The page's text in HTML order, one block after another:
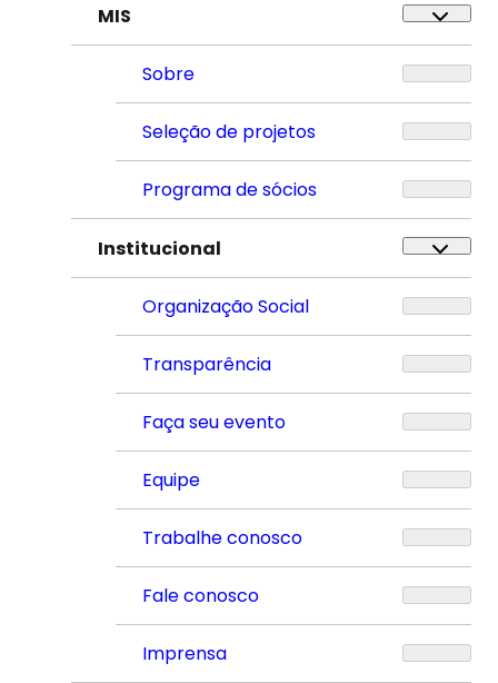
MIS
Sobre
Seleção de projetos
Programa de sócios
Institucional
Organização Social
Transparência
Faça seu evento
Equipe
Trabalhe conosco
Fale conosco
Imprensa